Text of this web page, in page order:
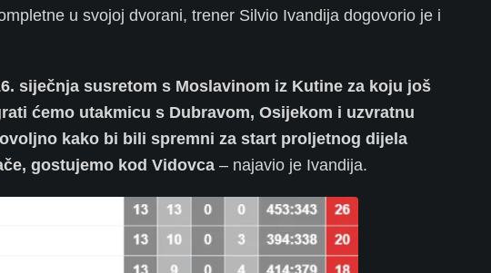
u svojoj dvorani, trener Silvio Ivandija dogovorio je i
siječnja susretom s Moslavinom iz Kutine za koju još
ćemo utakmicu s Dubravom, Osijekom i uzvratnu
kako bi bili spremni za start proljetnog dijela
gostujemo kod Vidovca – najavio je Ivandija.